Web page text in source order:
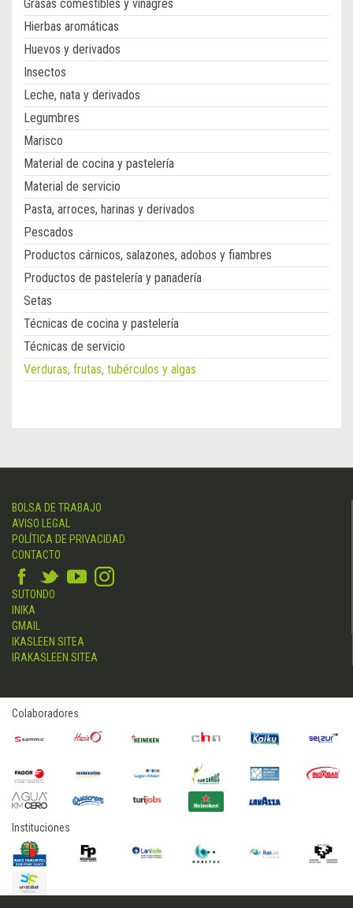
Grasas comestibles y vinagres
Hierbas aromáticas
Huevos y derivados
Insectos
Leche, nata y derivados
Legumbres
Marisco
Material de cocina y pastelería
Material de servicio
Pasta, arroces, harinas y derivados
Pescados
Productos cárnicos, salazones, adobos y fiambres
Productos de pastelería y panadería
Setas
Técnicas de cocina y pastelería
Técnicas de servicio
Verduras, frutas, tubérculos y algas
BOLSA DE TRABAJO
AVISO LEGAL
POLÍTICA DE PRIVACIDAD
CONTACTO
SUTONDO
INIKA
GMAIL
IKASLEEN SITEA
IRAKASLEEN SITEA
Colaboradores
Instituciones